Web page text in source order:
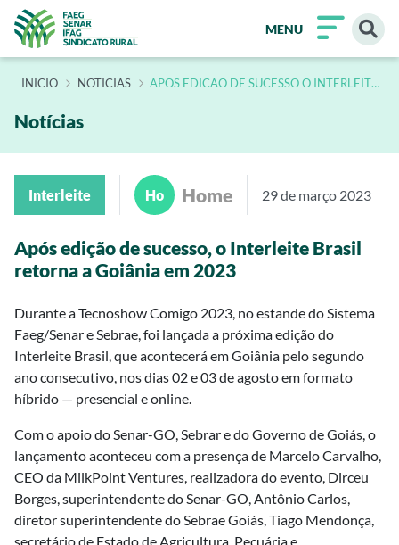
MENU
INÍCIO NOTICIAS APOS EDICAO DE SUCESSO O INTERLEITE
Notícias
Interleite Ho Home 29 de março 2023
Após edição de sucesso, o Interleite Brasil
retorna a Goiânia em 2023
Durante a Tecnoshow Comigo 2023, no estande do Sistema
Faeg/Senar e Sebrae, foi lançada a próxima edição do
Interleite Brasil, que acontecerá em Goiânia pelo segundo
ano consecutivo, nos dias 02 e 03 de agosto em formato
híbrido — presencial e online.
Com o apoio do Senar-GO, Sebrar e do Governo de Goiás, o
lançamento aconteceu com a presença de Marcelo Carvalho,
CEO da MilkPoint Ventures, realizadora do evento, Dirceu
Borges, superintendente do Senar-GO, Antônio Carlos,
diretor superintendente do Sebrae Goiás, Tiago Mendonça,
secretário de Estado de Agricultura, Pecuária e